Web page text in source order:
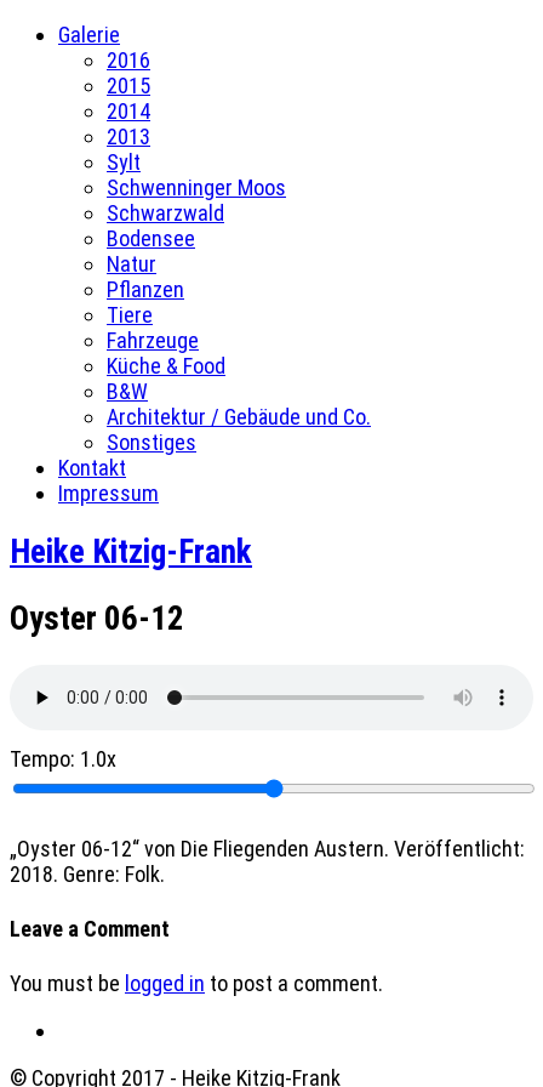
Galerie
2016
2015
2014
2013
Sylt
Schwenninger Moos
Schwarzwald
Bodensee
Natur
Pflanzen
Tiere
Fahrzeuge
Küche & Food
B&W
Architektur / Gebäude und Co.
Sonstiges
Kontakt
Impressum
Heike Kitzig-Frank
Oyster 06-12
Tempo: 1.0x
„Oyster 06-12“ von Die Fliegenden Austern. Veröffentlicht:
2018. Genre: Folk.
Leave a Comment
You must be logged in to post a comment.
© Copyright 2017 - Heike Kitzig-Frank